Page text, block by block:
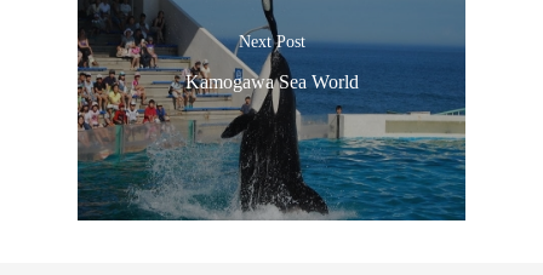
Next Post
Kamogawa Sea World